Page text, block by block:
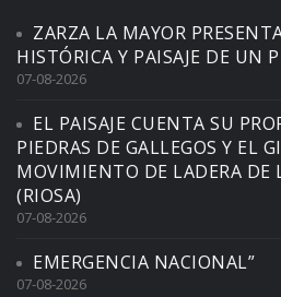
ZARZA LA MAYOR
HISTÓRICA Y PAISAJE DE UN
07-08-2026
EL PAISAJE CUENTA SU
PIEDRAS DE GALLEGOS Y EL
MOVIMIENTO DE LADERA DE
(RIOSA)
07-08-2026
EMERGENCIA NACIONAL”
07-08-2026